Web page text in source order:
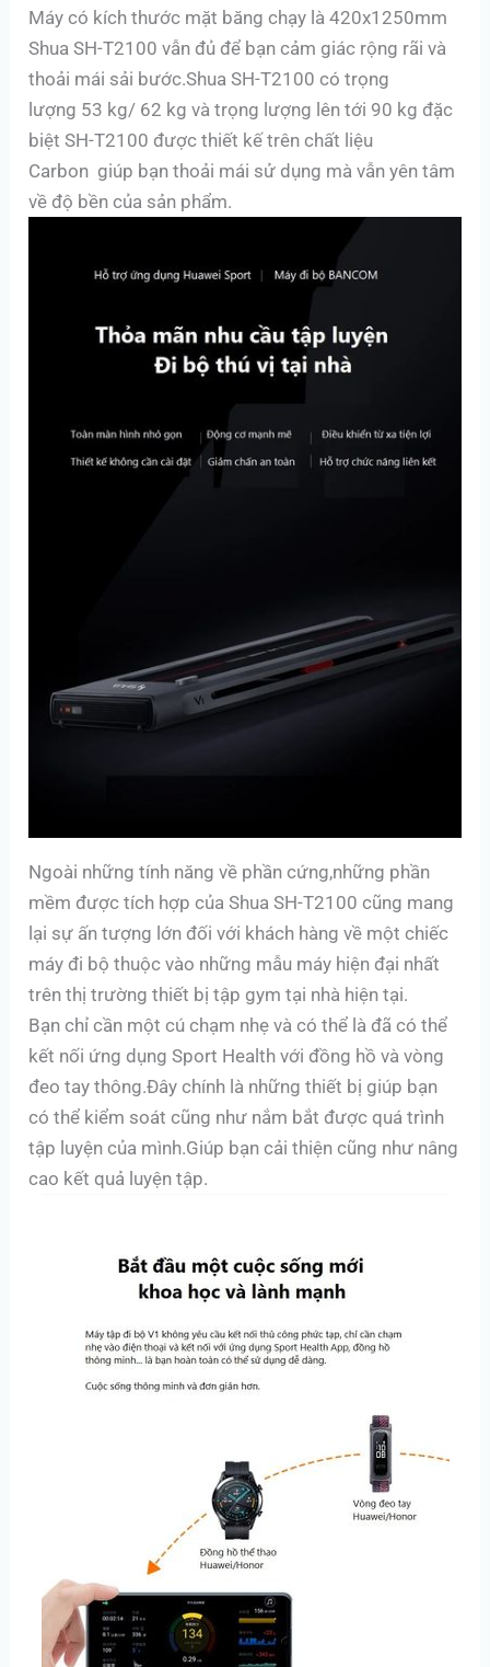
Máy có kích thước mặt băng chạy là 420x1250mm
Shua SH-T2100 vẫn đủ để bạn cảm giác rộng rãi và
thoải mái sải bước.Shua SH-T2100 có trọng
lượng 53 kg/ 62 kg và trọng lượng lên tới 90 kg đặc
biệt SH-T2100 được thiết kế trên chất liệu
Carbon giúp bạn thoải mái sử dụng mà vẫn yên tâm
về độ bền của sản phẩm.
Ngoài những tính năng về phần cứng,những phần
mềm được tích hợp của Shua SH-T2100 cũng mang
lại sự ấn tượng lớn đối với khách hàng về một chiếc
máy đi bộ thuộc vào những mẫu máy hiện đại nhất
trên thị trường thiết bị tập gym tại nhà hiện tại.
Bạn chỉ cần một cú chạm nhẹ và có thể là đã có thể
kết nối ứng dụng Sport Health với đồng hồ và vòng
đeo tay thông.Đây chính là những thiết bị giúp bạn
có thể kiểm soát cũng như nắm bắt được quá trình
tập luyện của mình.Giúp bạn cải thiện cũng như nâng
cao kết quả luyện tập.